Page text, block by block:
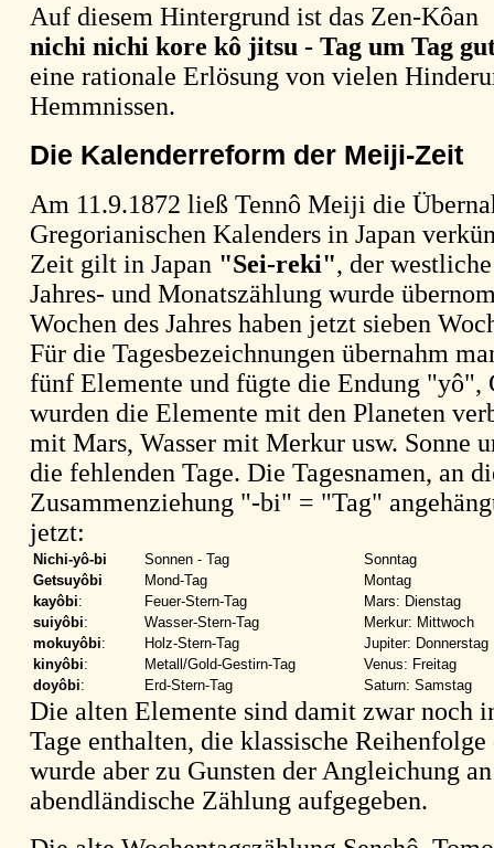
Auf diesem Hintergrund ist das Zen-Kôan
nichi nichi kore kô jitsu - Tag um Tag
eine rationale Erlösung von vielen
Hemmnissen.
Die Kalenderreform der Meiji-Zeit
Am 11.9.1872 ließ Tennô Meiji die
Gregorianischen Kalenders in Japan
Zeit gilt in Japan "Sei-reki", der
Jahres- und Monatszählung wurde
Wochen des Jahres haben jetzt sieben
Für die Tagesbezeichnungen übernahm
fünf Elemente und fügte die Endung "yô",
wurden die Elemente mit den Planeten
mit Mars, Wasser mit Merkur usw. Sonne
die fehlenden Tage. Die Tagesnamen, an
Zusammenziehung "-bi" = "Tag"
jetzt:
Nichi-yô-bi Sonnen - Tag
Sonntag
Getsuyôbi
Mond-Tag
Montag
kayôbi: Feuer-Stern-Tag
Mars: Dienstag
suiyôbi: Wasser-Stern-Tag
Merkur: Mittwoch
mokuyôbi: Holz-Stern-Tag
Jupiter: Donnerstag
kinyôbi: Metall/Gold-Gestirn-Tag
Venus: Freitag
doyôbi: Erd-Stern-Tag Saturn: Samstag
Die alten Elemente sind damit zwar noch
Tage enthalten, die klassische
wurde aber zu Gunsten der Angleichung
abendländische Zählung aufgegeben.